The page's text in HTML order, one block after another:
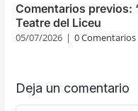
Comentarios previos:
Teatre del Liceu
05/07/2026 | 0 Comentarios
Deja un comentario